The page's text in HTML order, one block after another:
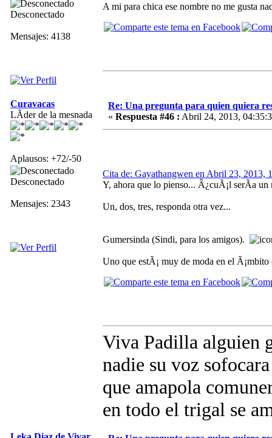
Desconectado
Mensajes: 4138
A mi para chica ese nombre no me gusta
Curavacas
LÃ­der de la mesnada
Aplausos: +72/-50
Desconectado
Mensajes: 2343
Re: Una pregunta para quien quiera
« Respuesta #46 : Abril 24, 2013,
Cita de: Gayathangwen en Abril 23, 2013,
Y, ahora que lo pienso... Â¿cuÃ¡l serÃ­a
Un, dos, tres, responda otra vez...
Gumersinda (Sindi, para los amigos).
Uno que estÃ¡ muy de moda en el
Viva Padilla alguien
nadie su voz sofocara
que amapola
en todo el trigal se